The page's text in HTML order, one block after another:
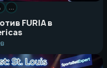
…
FURIA в